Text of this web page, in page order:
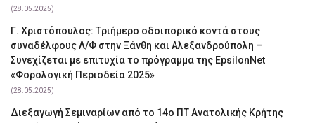
(28.05.2025)
Γ. Χριστόπουλος: Tριήμερο οδοιπορικό κοντά στους
συναδέλφους Λ/Φ στην Ξάνθη και Αλεξανδρούπολη –
Συνεχίζεται με επιτυχία το πρόγραμμα της EpsilonNet
«Φορολογική Περιοδεία 2025»
(28.05.2025)
Διεξαγωγή Σεμιναρίων από το 14ο ΠΤ Ανατολικής Κρήτης